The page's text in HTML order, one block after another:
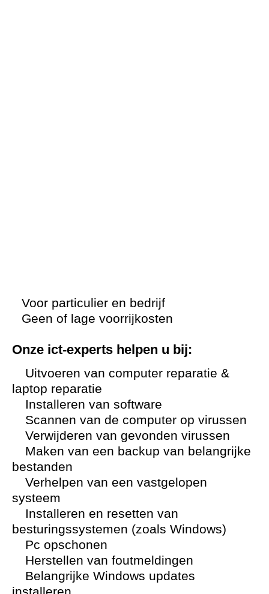
Voor particulier en bedrijf
Geen of lage voorrijkosten
Onze ict-experts helpen u bij:
Uitvoeren van computer reparatie &
laptop reparatie
Installeren van software
Scannen van de computer op virussen
Verwijderen van gevonden virussen
Maken van een backup van belangrijke
bestanden
Verhelpen van een vastgelopen
systeem
Installeren en resetten van
besturingssystemen (zoals Windows)
Pc opschonen
Herstellen van foutmeldingen
Belangrijke Windows updates